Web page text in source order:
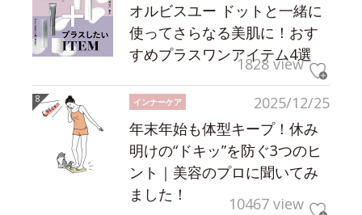
オルビスユー ドットと一緒に
使ってさらなる美肌に！おす
すめプラスワンアイテム4選
1828 view
2025/12/25
インナーケア
年末年始も体型キープ！休み
明けの“ドキッ”を防ぐ3つのヒ
ント｜美容のプロに聞いてみ
ました！
10467 view